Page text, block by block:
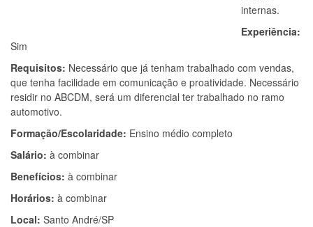
internas.
Experiência:
Sim
Requisitos: Necessário que já tenham trabalhado com vendas,
que tenha facilidade em comunicação e proatividade. Necessário
residir no ABCDM, será um diferencial ter trabalhado no ramo
automotivo.
Formação/Escolaridade: Ensino médio completo
Salário: à combinar
Benefícios: à combinar
Horários: à combinar
Local: Santo André/SP